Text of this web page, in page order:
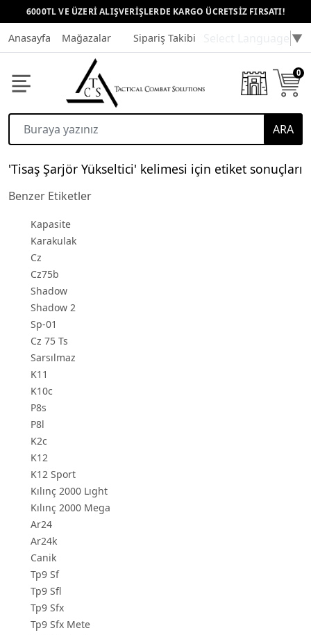
6000TL VE ÜZERİ ALIŞVERİŞLERDE KARGO ÜCRETSİZ FIRSATI!
Anasayfa Mağazalar Sipariş Takibi Müşteri Hizmetleri
▼
ARA
0
'Tisaş Şarjör Yükseltici' kelimesi için etiket sonuçları
Benzer Etiketler
Kapasite
Karakulak
Cz
Cz75b
Shadow
Shadow 2
Sp-01
Cz 75 Ts
Sarsılmaz
K11
K10c
P8s
P8l
K2c
K12
K12 Sport
Kılınç 2000 Lıght
Kılınç 2000 Mega
Ar24
Ar24k
Canik
Tp9 Sf
Tp9 Sfl
Tp9 Sfx
Tp9 Sfx Mete